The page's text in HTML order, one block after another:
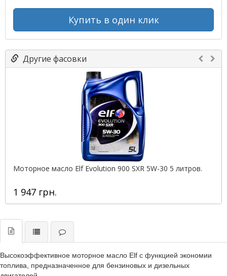
Купить в один клик
Другие фасовки
Моторное масло Elf Evolution 900 SXR 5W-30 5 литров.
1 947 грн.
Высокоэффективное моторное масло Elf с функцией экономии
топлива, предназначенное для бензиновых и дизельных